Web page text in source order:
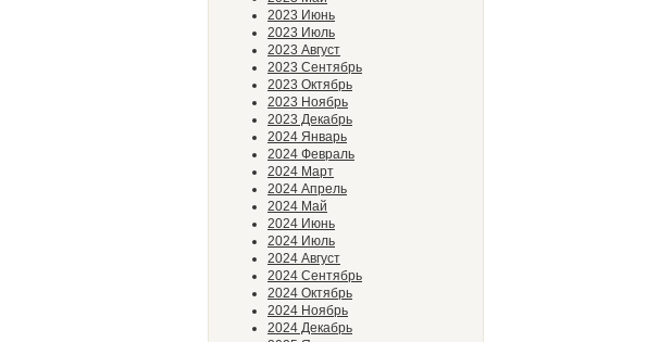
2023 Июнь
2023 Июль
2023 Август
2023 Сентябрь
2023 Октябрь
2023 Ноябрь
2023 Декабрь
2024 Январь
2024 Февраль
2024 Март
2024 Апрель
2024 Май
2024 Июнь
2024 Июль
2024 Август
2024 Сентябрь
2024 Октябрь
2024 Ноябрь
2024 Декабрь